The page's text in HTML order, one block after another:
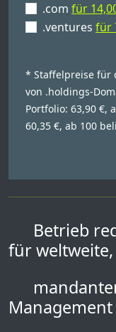
.com für
.ventures für
* Staffelpreise für
von .holdings-
Portfolio: 63,90 €,
60,35 €, ab 100
Betrieb
für